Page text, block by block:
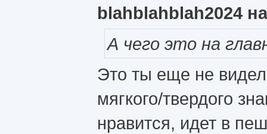
blahblahblah2024
А чего это на
Это ты еще не
мягкого/твердого
нравится, идет в